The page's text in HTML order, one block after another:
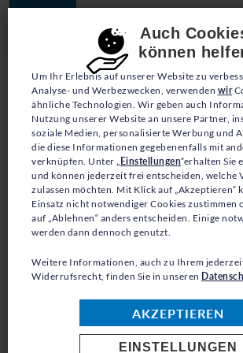
Consent-Einstellungen
Auch
können
Um Ihr Erlebnis auf unserer Website zu
Analyse- und Werbezwecken, verwenden wir
ähnliche Technologien. Wir geben auch
Nutzung unserer Website an unsere Partner,
soziale Medien, personalisierte Werbung und
die diese Informationen gegebenenfalls mit
verknüpfen. Unter „ Einstellungen“erhalten Sie
und können jederzeit frei entscheiden, welche
zulassen möchten. Mit Klick auf „Akzeptieren“
Einsatz nicht notwendiger Cookies zustimmen
auf „Ablehnen“ anders entscheiden. Einige
werden dann dennoch genutzt.
Weitere Informationen, auch zu Ihrem
Widerrufsrecht, finden Sie in unseren
AKZEPTIEREN
EINSTELLUNGEN
JETZT
PRESSE
JAHRE NACH
KRIEG